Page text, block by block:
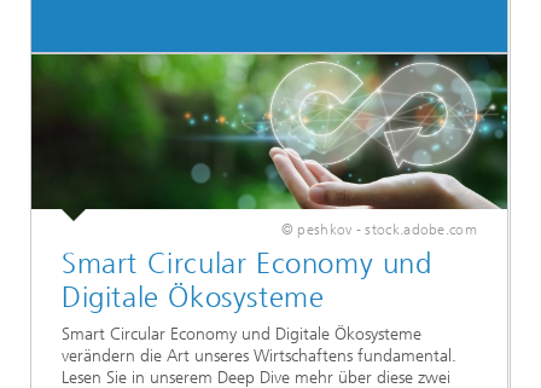
© peshkov - stock.adobe.com
Smart Circular Economy und
Digitale Ökosysteme
Smart Circular Economy und Digitale Ökosysteme
verändern die Art unseres Wirtschaftens fundamental.
Lesen Sie in unserem Deep Dive mehr über diese zwei